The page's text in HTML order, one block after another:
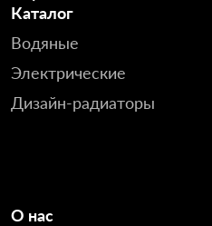
Каталог
Водяные
Электрические
Дизайн-радиаторы
О нас